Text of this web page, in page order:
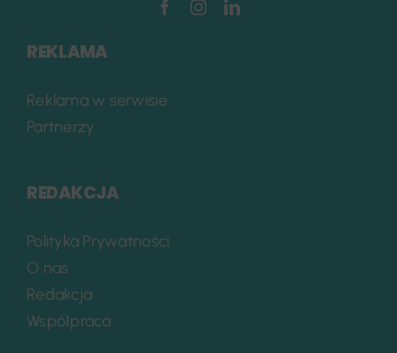
REKLAMA
Reklama w serwisie
Partnerzy
REDAKCJA
Polityka Prywatności
O nas
Redakcja
Współpraca